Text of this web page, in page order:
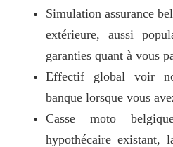
Simulation assurance
extérieure, aussi
garanties quant à vous
Effectif global voir
banque lorsque vous
Casse moto
hypothécaire existant,